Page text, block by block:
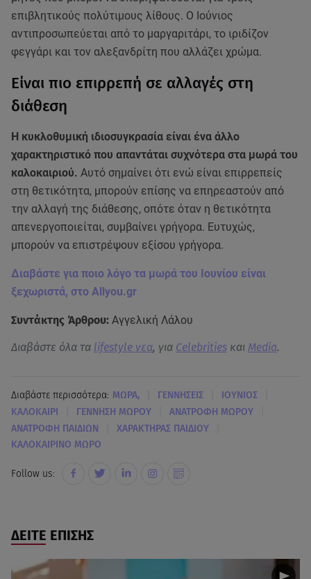
επιβλητικούς πολύτιμους λίθους. Ο Ιούνιος
αντιπροσωπεύεται από το μαργαριτάρι, το ιριδίζον
φεγγάρι και τον αλεξανδρίτη που αλλάζει χρώμα.
Είναι πιο επιρρεπή σε αλλαγές στη
διάθεση
Η κυκλοθυμική ιδιοσυγκρασία είναι ένα άλλο
χαρακτηριστικό που απαντάται συχνότερα στα μωρά του
καλοκαιριού. Αυτό σημαίνει ότι ενώ είναι επιρρεπείς
στη θετικότητα, μπορούν επίσης να επηρεαστούν από
την αλλαγή της διάθεσης, οπότε όταν η θετικότητα
απενεργοποιείται, συμβαίνει γρήγορα. Ευτυχώς,
μπορούν να επιστρέψουν εξίσου γρήγορα.
Διαβάστε για ποιο λόγο τα μωρά του Ιουνίου είναι
ξεχωριστά, στο Allyou.gr
Συντάκτης Άρθρου: Αγγελική Λάλου
Διαβάστε όλα τα lifestyle νεα, για Celebrities και Media.
Διαβάστε περισσότερα: ΜΩΡΑ, ΓΕΝΝΗΣΕΙΣ ΙΟΥΝΙΟΣ
ΚΑΛΟΚΑΙΡΙ ΓΕΝΝΗΣΗ ΜΩΡΟΥ ΑΝΑΤΡΟΦΗ ΜΩΡΟΥ
ΑΝΑΤΡΟΦΗ ΠΑΙΔΙΩΝ ΧΑΡΑΚΤΗΡΑΣ ΠΑΙΔΙΟΥ
ΚΑΛΟΚΑΙΡΙΝΟ ΜΩΡΟ
Follow us:
ΔΕΙΤΕ ΕΠΙΣΗΣ